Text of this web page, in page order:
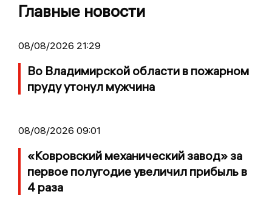
Главные новости
08/08/2026 21:29
Во Владимирской области в пожарном
пруду утонул мужчина
08/08/2026 09:01
«Ковровский механический завод» за
первое полугодие увеличил прибыль в
4 раза